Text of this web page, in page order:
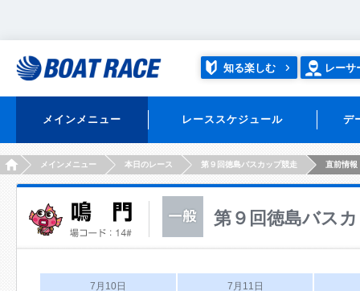
知る楽しむ レーサ
メインメニュー レーススケジュール デ
HOMEメインメニュー 本日のレース 第９回徳島バスカップ競走 直前情報
第９回徳島バス
7月10日 7月11日